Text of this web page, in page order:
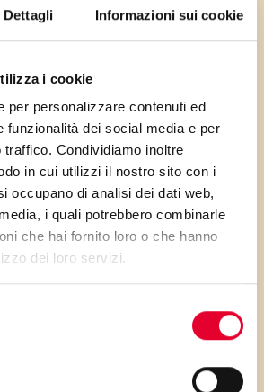
Dettagli Informazioni sui cookie
i cookie
per personalizzare contenuti ed
funzionalità dei social media e per
Condividiamo inoltre
in cui utilizzi il nostro sito con i
occupano di analisi dei dati web,
i quali potrebbero combinarle
che hai fornito loro o che hanno
dei loro servizi.
rompere l’idillio.
a disposizione, i
sono fonte di fibra
al funzionalità
e la curcuma ha
depurante sul fegato.
numeri a lato per scorrere